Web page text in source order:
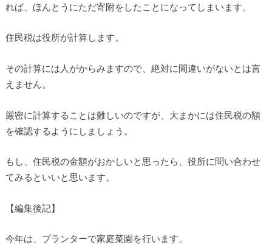
れば、ほんとうにただ寄附をしたことになってしまいます。
住民税は役所が計算します。
その計算には人がからみますので、絶対に間違いがないとは言
えません。
厳密に計算することは難しいのですが、大まかには住民税の額
を確認するようにしましょう。
もし、住民税の金額がおかしいと思ったら、役所に問い合わせ
てみるといいと思います。
【編集後記】
今年は、プランターで家庭菜園を行います。